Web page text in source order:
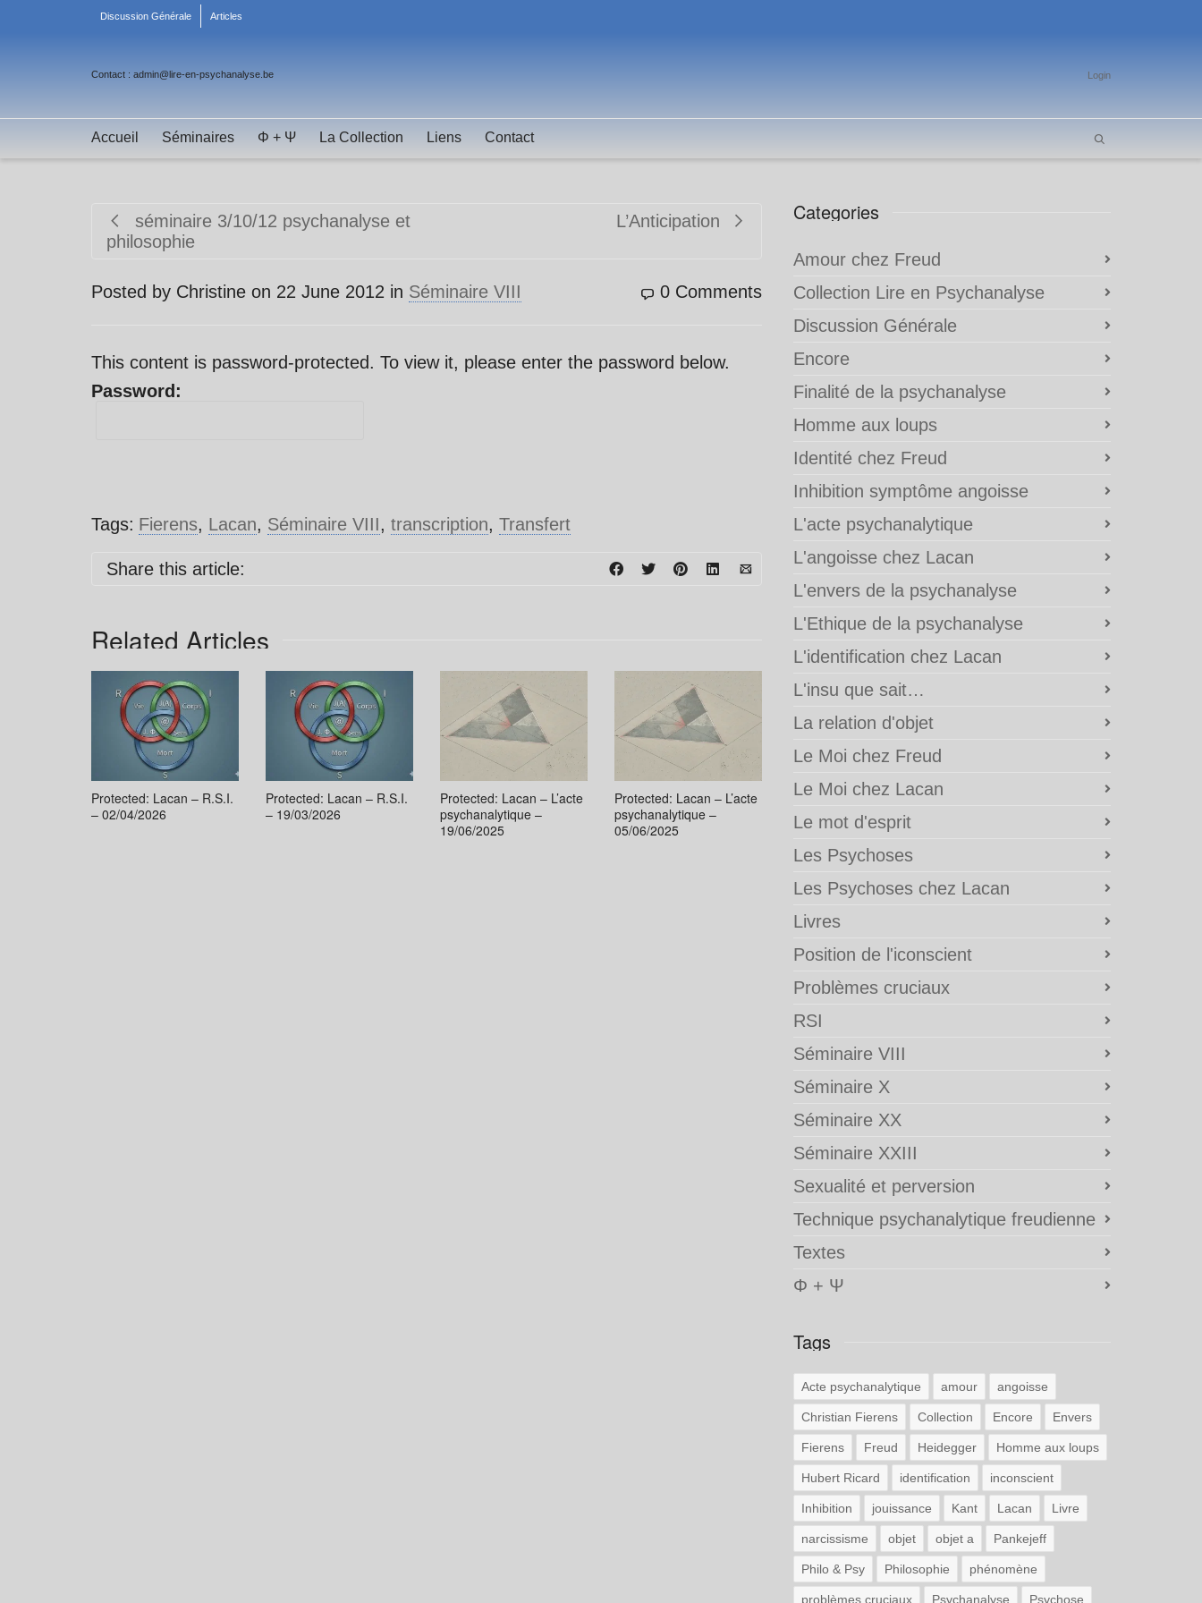
Discussion Générale Articles
Contact : admin@lire-en-psychanalyse.be Login
Accueil Séminaires Φ + Ψ La Collection Liens Contact
séminaire 3/10/12 psychanalyse et
philosophie
L’Anticipation
Posted by Christine on 22 June 2012 in Séminaire VIII 0 Comments
This content is password-protected. To view it, please enter the password below.
Password:
Tags: Fierens, Lacan, Séminaire VIII, transcription, Transfert
Share this article:
Related Articles
Protected: Lacan – R.S.I.
– 02/04/2026
Protected: Lacan – R.S.I.
– 19/03/2026
Protected: Lacan – L’acte
psychanalytique –
19/06/2025
Protected: Lacan – L’acte
psychanalytique –
05/06/2025
Categories
Amour chez Freud
Collection Lire en Psychanalyse
Discussion Générale
Encore
Finalité de la psychanalyse
Homme aux loups
Identité chez Freud
Inhibition symptôme angoisse
L'acte psychanalytique
L'angoisse chez Lacan
L'envers de la psychanalyse
L'Ethique de la psychanalyse
L'identification chez Lacan
L'insu que sait…
La relation d'objet
Le Moi chez Freud
Le Moi chez Lacan
Le mot d'esprit
Les Psychoses
Les Psychoses chez Lacan
Livres
Position de l'iconscient
Problèmes cruciaux
RSI
Séminaire VIII
Séminaire X
Séminaire XX
Séminaire XXIII
Sexualité et perversion
Technique psychanalytique freudienne
Textes
Φ + Ψ
Tags
Acte psychanalytique amour angoisse
Christian Fierens Collection Encore Envers
Fierens Freud Heidegger Homme aux loups
Hubert Ricard identification inconscient
Inhibition jouissance Kant Lacan Livre
narcissisme objet objet a Pankejeff
Philo & Psy Philosophie phénomène
problèmes cruciaux Psychanalyse Psychose